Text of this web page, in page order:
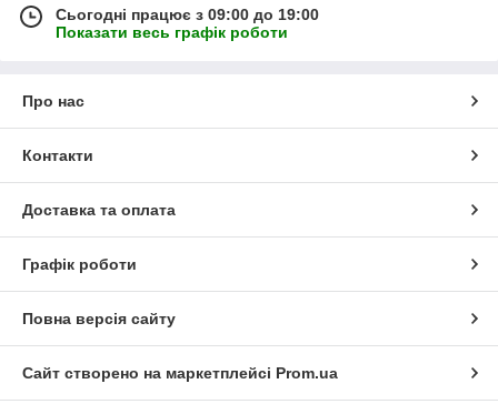
Сьогодні працює з 09:00 до 19:00
Показати весь графік роботи
Про нас
Контакти
Доставка та оплата
Графік роботи
Повна версія сайту
Сайт створено на маркетплейсі Prom.ua